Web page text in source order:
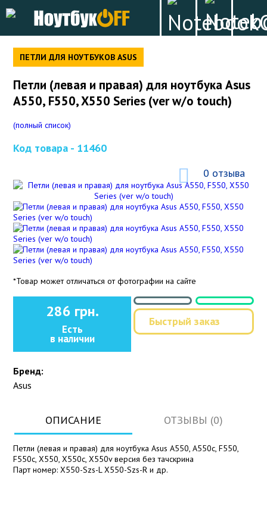
ПЕТЛИ ДЛЯ НОУТБУКОВ ASUS
Петли (левая и правая) для ноутбука Asus
A550, F550, X550 Series (ver w/o touch)
(полный список)
Код товара - 11460
0 отзыва
*Товар может отличаться от фотографии на сайте
286 грн.
Есть
в наличии
Быстрый заказ
Бренд:
Asus
ОПИСАНИЕ ОТЗЫВЫ (0)
Петли (левая и правая) для ноутбука Asus A550, A550c, F550,
F550c, X550, X550c, X550v версия без тачскрина
Парт номер: X550-Szs-L X550-Szs-R и др.